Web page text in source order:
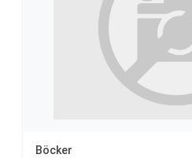
Böcker